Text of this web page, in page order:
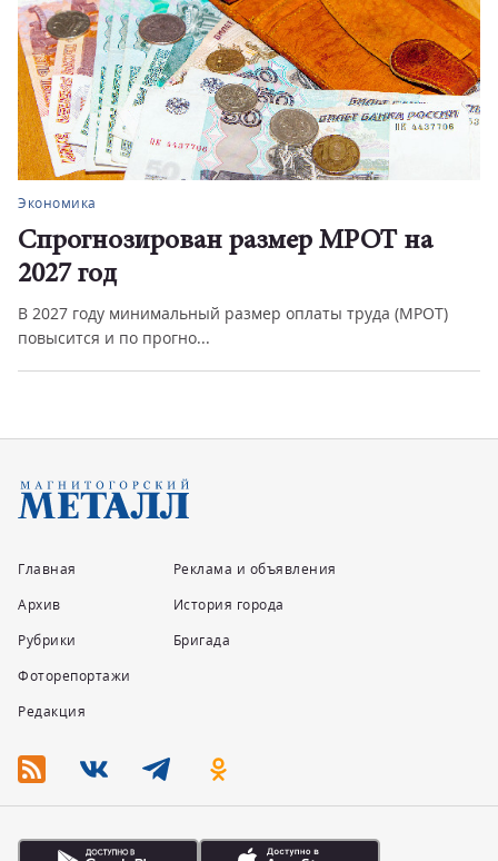
Экономика
Спрогнозирован размер МРОТ на
2027 год
В 2027 году минимальный размер оплаты труда (МРОТ)
повысится и по прогно...
Главная
Архив
Рубрики
Фоторепортажи
Редакция
Реклама и объявления
История города
Бригада